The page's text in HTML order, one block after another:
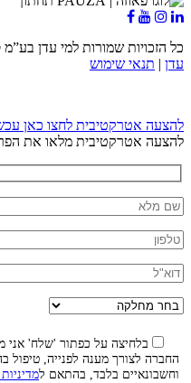
כל הזכויות שמורות למי עדן
עדן
תנאי שימוש
להצעה אטרקטיבית לחצו כאן
להצעה אטרקטיבית מלאו את
בלחיצה על כפתור 'שלח'
החברה לצורך מענה לפנייה, טיפול
וחשבונאיים בלבד, בהתאם ל